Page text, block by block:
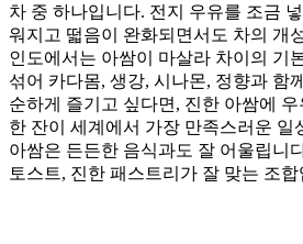
차 중 하나입니다. 전지 우유를 조금
워지고 떫음이 완화되면서도 차의 개
인도에서는 아쌈이 마살라 차이의 기
섞어 카다몸, 생강, 시나몬, 정향과 함
순하게 즐기고 싶다면, 진한 아쌈에
한 잔이 세계에서 가장 만족스러운 일
아쌈은 든든한 음식과도 잘 어울립니
토스트, 진한 패스트리가 잘 맞는 조합